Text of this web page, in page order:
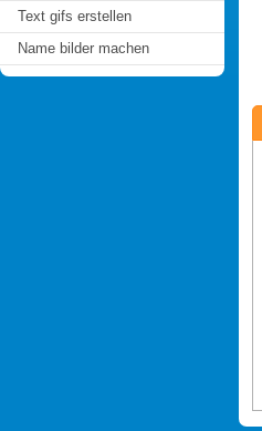
Text gifs erstellen
Name bilder machen